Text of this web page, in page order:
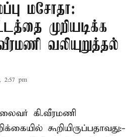
மசோதா:
முறியடிக்க
வலியுறுத்தல்
2:57 pm
கி.வீரமணி
கூறியிருப்பதாவது:-